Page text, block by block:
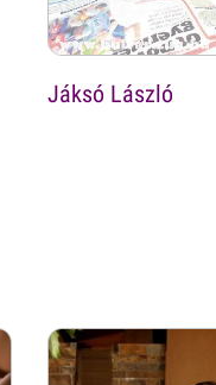
Jáksó László